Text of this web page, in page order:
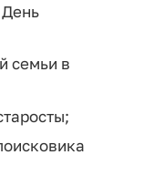
День
семьи в